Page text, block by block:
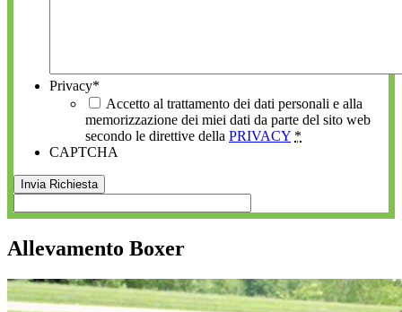
Privacy*
Accetto al trattamento dei dati personali e alla
memorizzazione dei miei dati da parte del sito web
secondo le direttive della PRIVACY *
CAPTCHA
Allevamento Boxer